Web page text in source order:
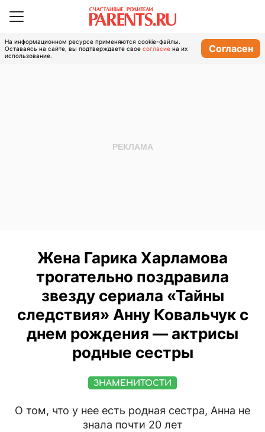
На информационном ресурсе применяются cookie-файлы.
Оставаясь на сайте, вы подтверждаете свое согласие на их
использование.
Согласен
Жена Гарика Харламова
трогательно поздравила
звезду сериала «Тайны
следствия» Анну Ковальчук с
днем рождения — актрисы
родные сестры
ЗНАМЕНИТОСТИ
О том, что у нее есть родная сестра, Анна не
знала почти 20 лет